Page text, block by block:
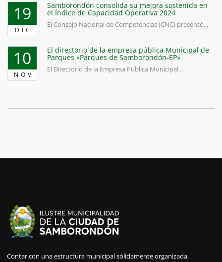
19
DIC
Samborondón consolida su mejora sostenida en
el Índice de Capacidad Operativa 2024
El Consejo Nacional de Competencias (CNC) presentó...
10
NOV
El directorio de la empresa pública Municipal de
Parques «Parques de Samborondón-EP»
El Directorio de la Empresa Pública Municipal...
Contar con una estructura municipal sólidamente organizada,